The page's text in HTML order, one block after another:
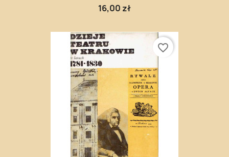
16,00 zł
favorite_border